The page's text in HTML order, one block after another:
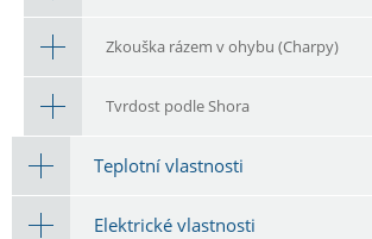
Zkouška rázem v ohybu (Charpy)
Tvrdost podle Shora
Teplotní vlastnosti
Elektrické vlastnosti